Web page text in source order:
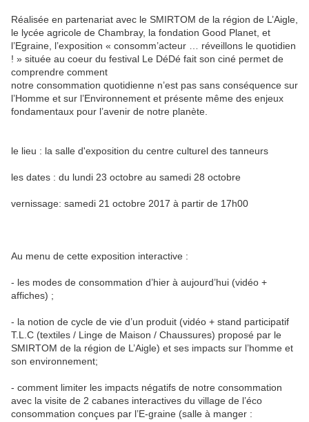
Réalisée en partenariat avec le SMIRTOM de la région de L’Aigle,
le lycée agricole de Chambray, la fondation Good Planet, et
l’Egraine, l’exposition « consomm’acteur … réveillons le quotidien
! » située au coeur du festival Le DéDé fait son ciné permet de
comprendre comment
notre consommation quotidienne n’est pas sans conséquence sur
l’Homme et sur l’Environnement et présente même des enjeux
fondamentaux pour l’avenir de notre planète.
le lieu : la salle d'exposition du centre culturel des tanneurs
les dates : du lundi 23 octobre au samedi 28 octobre
vernissage: samedi 21 octobre 2017 à partir de 17h00
Au menu de cette exposition interactive :
- les modes de consommation d’hier à aujourd’hui (vidéo +
affiches) ;
- la notion de cycle de vie d’un produit (vidéo + stand participatif
T.L.C (textiles / Linge de Maison / Chaussures) proposé par le
SMIRTOM de la région de L’Aigle) et ses impacts sur l’homme et
son environnement;
- comment limiter les impacts négatifs de notre consommation
avec la visite de 2 cabanes interactives du village de l’éco
consommation conçues par l’E-graine (salle à manger :